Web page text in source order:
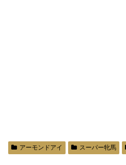
アーモンドアイ スーパー牝馬